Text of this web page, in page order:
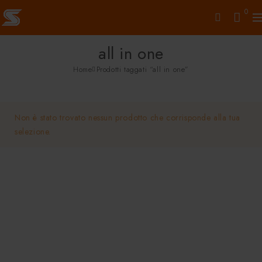
0
all in one
Home Prodotti taggati “all in one”
Non è stato trovato nessun prodotto che corrisponde alla tua
selezione.